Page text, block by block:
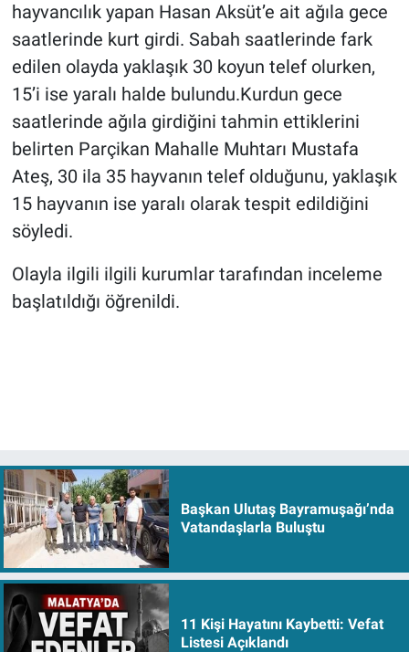
hayvancılık yapan Hasan Aksüt’e ait ağıla gece
saatlerinde kurt girdi. Sabah saatlerinde fark
edilen olayda yaklaşık 30 koyun telef olurken,
15’i ise yaralı halde bulundu.Kurdun gece
saatlerinde ağıla girdiğini tahmin ettiklerini
belirten Parçikan Mahalle Muhtarı Mustafa
Ateş, 30 ila 35 hayvanın telef olduğunu, yaklaşık
15 hayvanın ise yaralı olarak tespit edildiğini
söyledi.
Olayla ilgili ilgili kurumlar tarafından inceleme
başlatıldığı öğrenildi.
Başkan Ulutaş Bayramuşağı’nda
Vatandaşlarla Buluştu
11 Kişi Hayatını Kaybetti: Vefat
Listesi Açıklandı